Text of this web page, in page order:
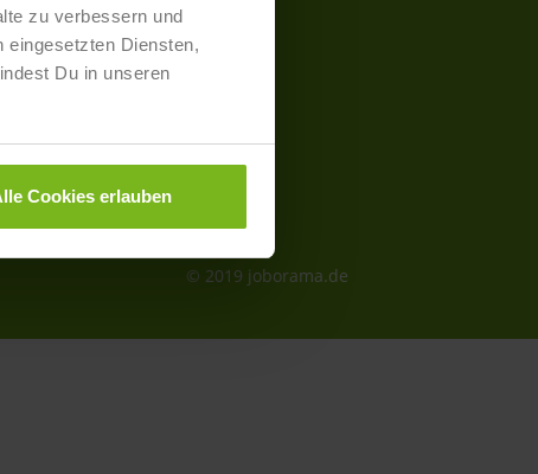
zu verbessern und
eingesetzten Diensten,
Du in unseren
Cookies erlauben
und Preisliste
© 2019 joborama.de